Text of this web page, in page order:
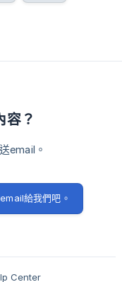
容？
email。
給我們吧。